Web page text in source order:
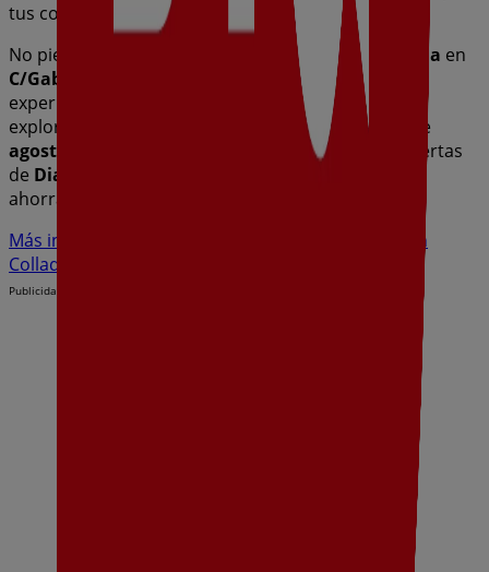
tus compras en
Collado Villalba
No pierdas la oportunidad de visitar la tienda de
Dia en
C/Gabriel García Márquez,6
para disfrutar de una
experiencia de compra completa. Te invitamos a
explorar las promociones que tenemos para ti este
agosto
y mantenerte informado de las mejores ofertas
de Dia
ahorrar hoy mismo!
Más información de Dia
Ver otras tiendas de Dia en
Collado Villalba
Publicidad